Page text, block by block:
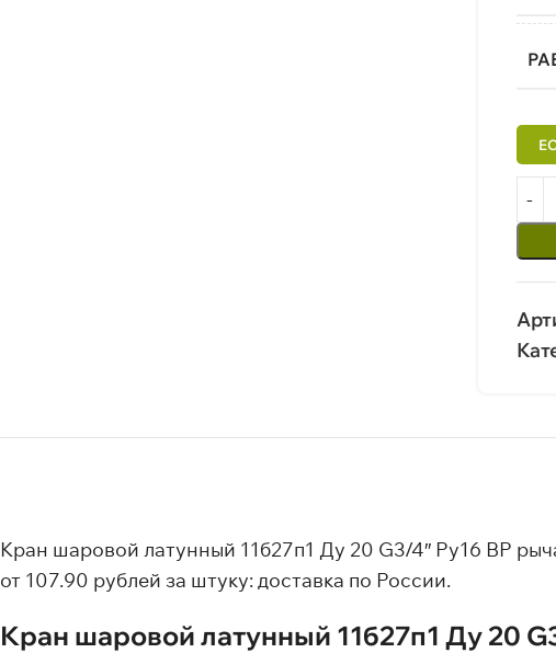
Кран шаровой латунный 11б27п1 Ду 20 G3/4″ Ру16 ВР
от 107.90 рублей за штуку: доставка по России.
Кран шаровой латунный 11б27п1 Ду 20